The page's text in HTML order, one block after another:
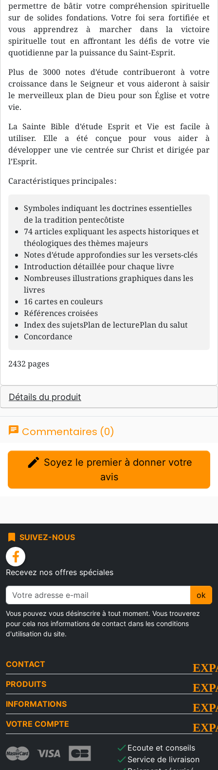
permettre de bâtir votre compréhension spirituelle
sur de solides fondations. Votre foi sera fortifiée et
vous apprendrez à marcher dans la victoire
spirituelle tout en affrontant les défis de votre vie
quotidienne par la puissance du Saint-Esprit.
Plus de 3000 notes d’étude contribueront à votre
croissance dans le Seigneur et vous aideront à saisir
le merveilleux plan de Dieu pour son Église et votre
vie.
La Sainte Bible d’étude Esprit et Vie est facile à
utiliser. Elle a été conçue pour vous aider à
développer une vie centrée sur Christ et dirigée par
l’Esprit.
Caractéristiques principales :
Symboles indiquant les doctrines essentielles
de la tradition pentecôtiste
74 articles expliquant les aspects historiques et
théologiques des thèmes majeurs
Notes d’étude approfondies sur les versets-clés
Introduction détaillée pour chaque livre
Nombreuses illustrations graphiques dans les
livres
16 cartes en couleurs
Références croisées
Index des sujetsPlan de lecturePlan du salut
Concordance
2432 pages
Détails du produit
chat Commentaires (0)
edit
avis
bookmark SUIVEZ-NOUS
facebook
Recevez nos offres spéciales
ok
Vous pouvez vous désinscrire à tout moment. Vous trouverez
pour cela nos informations de contact dans les conditions
d'utilisation du site.
CONTACT
PRODUITS
INFORMATIONS
VOTRE COMPTE
check Ecoute et conseils
check Service de livraison